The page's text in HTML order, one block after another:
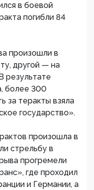
в боевой
погибли 84
произошли в
другой — на
результате
более 300
за теракты взяла
государство».
произошла в
стрельбу в
прогремели
где проходил
и Германии, а